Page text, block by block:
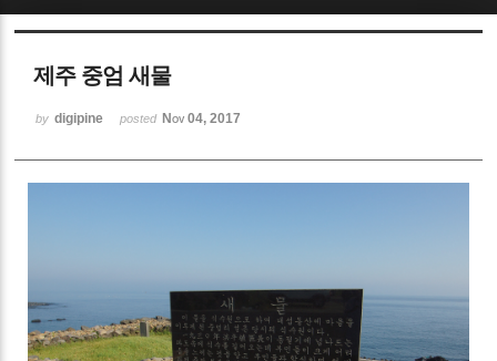
제주 중엄 새물
by digipine posted Nov 04, 2017
Sketchbook5, 스케치북5
Sketchbook5, 스케치북5